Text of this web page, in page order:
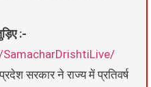
:-
सरकार ने राज्य में प्रतिवर्ष